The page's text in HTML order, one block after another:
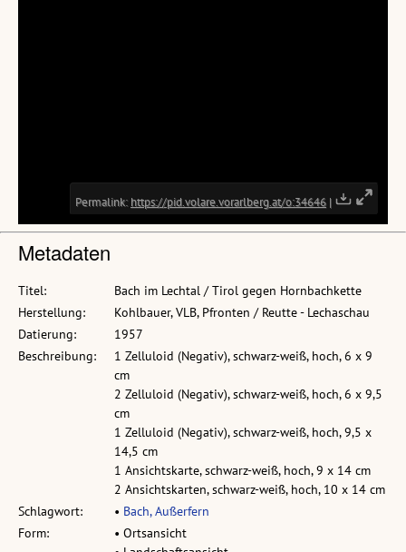
Metadaten
Titel:
Bach im Lechtal / Tirol gegen Hornbachkette
Herstellung:
Kohlbauer, VLB, Pfronten / Reutte - Lechaschau
Datierung:
1957
Beschreibung:
1 Zelluloid (Negativ), schwarz-weiß, hoch, 6 x 9
cm
2 Zelluloid (Negativ), schwarz-weiß, hoch, 6 x 9,5
cm
1 Zelluloid (Negativ), schwarz-weiß, hoch, 9,5 x
14,5 cm
1 Ansichtskarte, schwarz-weiß, hoch, 9 x 14 cm
2 Ansichtskarten, schwarz-weiß, hoch, 10 x 14 cm
Schlagwort:
• Bach, Außerfern
Form:
• Ortsansicht